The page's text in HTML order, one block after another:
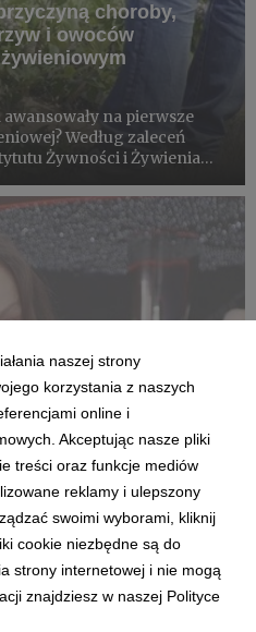
choroby,
i owoców
na pierwsze
Według zaleceń
Żywności i Żywienia
z rozwojem chorób
jedzenia
niezbędnych składników
warunkuje prawidłowe
ma przełożenie na
naszej strony
korzystania z naszych
online i
Akceptując nasze pliki
treści oraz funkcje mediów
reklamy i ulepszony
swoimi wyborami, kliknij
cookie niezbędne są do
strony internetowej i nie mogą
znajdziesz w naszej Polityce